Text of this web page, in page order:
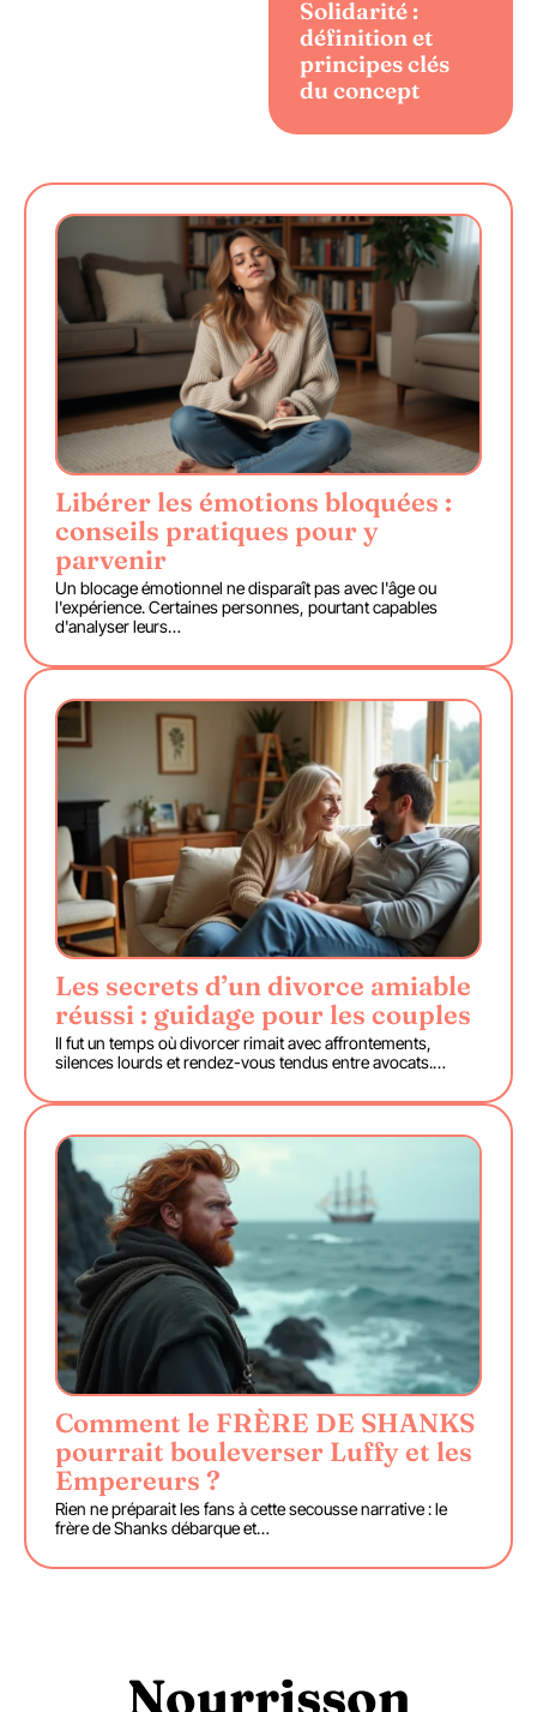
Solidarité :
définition et
principes clés
du concept
Libérer les émotions bloquées :
conseils pratiques pour y
parvenir
Un blocage émotionnel ne disparaît pas avec l'âge ou
l'expérience. Certaines personnes, pourtant capables
d'analyser leurs…
Les secrets d’un divorce amiable
réussi : guidage pour les couples
Il fut un temps où divorcer rimait avec affrontements,
silences lourds et rendez-vous tendus entre avocats.…
Comment le FRÈRE DE SHANKS
pourrait bouleverser Luffy et les
Empereurs ?
Rien ne préparait les fans à cette secousse narrative : le
frère de Shanks débarque et…
Nourrisson